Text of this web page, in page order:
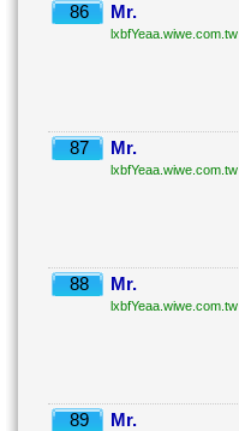
86 Mr.
lxbfYeaa.wiwe.com.tw
87 Mr.
lxbfYeaa.wiwe.com.tw
88 Mr.
lxbfYeaa.wiwe.com.tw
89 Mr.